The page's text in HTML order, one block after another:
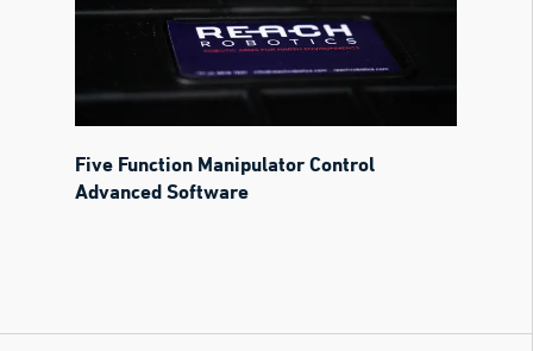
Five Function Manipulator Control
Advanced Software